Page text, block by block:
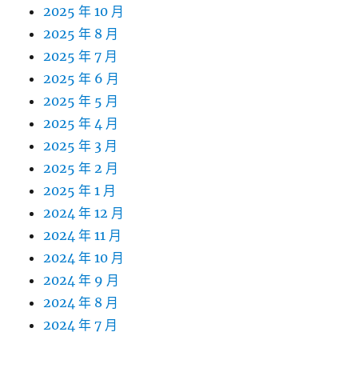
2025 年 10 月
2025 年 8 月
2025 年 7 月
2025 年 6 月
2025 年 5 月
2025 年 4 月
2025 年 3 月
2025 年 2 月
2025 年 1 月
2024 年 12 月
2024 年 11 月
2024 年 10 月
2024 年 9 月
2024 年 8 月
2024 年 7 月